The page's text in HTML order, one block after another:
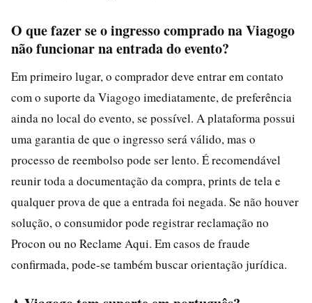
O que fazer se o ingresso comprado na Viagogo
não funcionar na entrada do evento?
Em primeiro lugar, o comprador deve entrar em contato
com o suporte da Viagogo imediatamente, de preferência
ainda no local do evento, se possível. A plataforma possui
uma garantia de que o ingresso será válido, mas o
processo de reembolso pode ser lento. É recomendável
reunir toda a documentação da compra, prints de tela e
qualquer prova de que a entrada foi negada. Se não houver
solução, o consumidor pode registrar reclamação no
Procon ou no Reclame Aqui. Em casos de fraude
confirmada, pode-se também buscar orientação jurídica.